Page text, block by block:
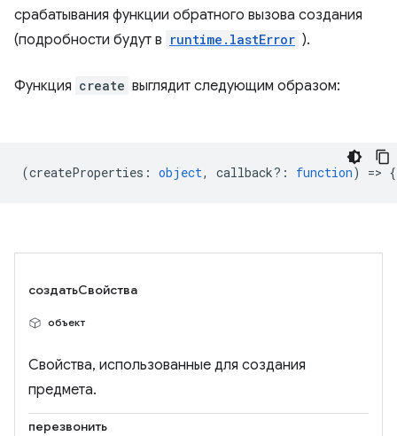
срабатывания функции обратного вызова создания
(подробности будут в runtime.lastError ).
Функция create выглядит следующим образом:
(createProperties : object, callback? : function) =>
создатьСвойства
объект
Свойства, использованные для создания
предмета.
перезвонить